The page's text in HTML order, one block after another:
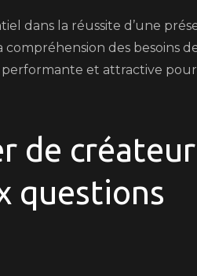
dans la réussite d’une
des besoins
et attractive pour
de
questions